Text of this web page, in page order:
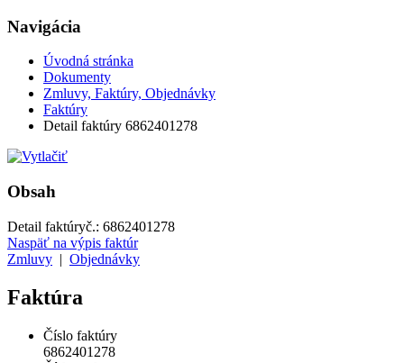
Navigácia
Úvodná stránka
Dokumenty
Zmluvy, Faktúry, Objednávky
Faktúry
Detail faktúry 6862401278
Obsah
Detail faktúryč.: 6862401278
Naspäť na výpis faktúr
Zmluvy | Objednávky
Faktúra
Číslo faktúry
6862401278